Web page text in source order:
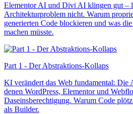
Elementor AI und Divi AI klingen gut –
Architekturproblem nicht. Warum
generierten Code blockieren und was
machen müsste.
Part 1 - Der Abstraktions-Kollaps
KI verändert das Web fundamental: Die
denen WordPress, Elementor und
Daseinsberechtigung. Warum Code
als Builder.